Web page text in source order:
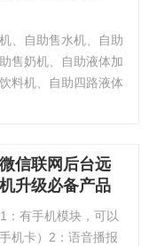
、自助售水机、自助
售奶机、自助液体加
料机、自助四路液体
信联网后台远
升级必备产品
：有手机模块，可以
机卡）2：语音播报